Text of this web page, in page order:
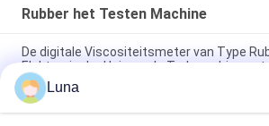
Rubber het Testen Machine
De digitale Viscositeitsmeter van Type
Elektronische Universele Trekmachine
Het laboratorium gebruikte Enige de
Spaandercontrole Rubber het Testen
Luna